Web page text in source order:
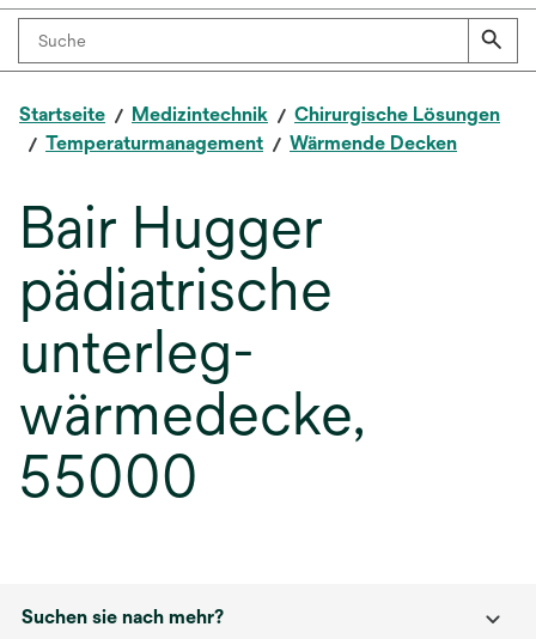
Startseite Medizintechnik
Chirurgische Lösungen
Temperaturmanagement
Wärmende Decken
Bair Hugger
pädiatrische
unterleg-
wärmedecke,
55000
Suchen sie nach mehr?